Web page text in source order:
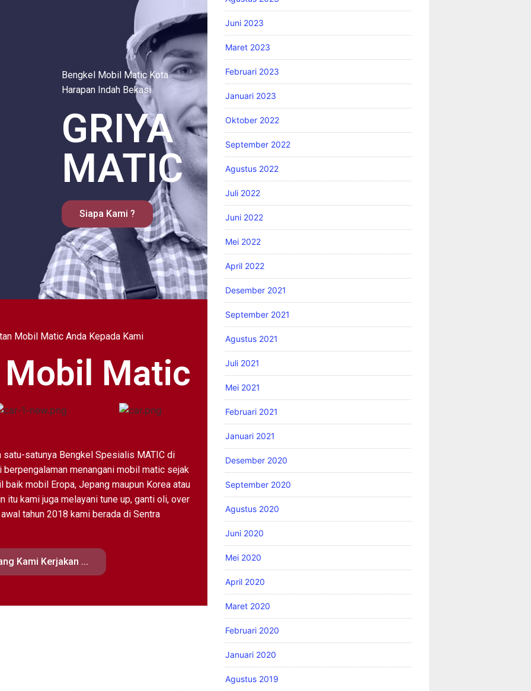
Bengkel Mobil Matic Kota
Harapan Indah Bekasi
GRIYA
MATIC
Siapa Kami ?
Mobil Matic Anda Kepada Kami
Matic
satu-satunya Bengkel Spesialis MATIC di
berpengalaman menangani mobil matic sejak
mobil Eropa, Jepang maupun Korea atau
itu kami juga melayani tune up, ganti oli, over
tahun 2018 kami berada di Sentra
Kami Kerjakan ...
Juni 2023
Maret 2023
Februari 2023
Januari 2023
Oktober 2022
September 2022
Agustus 2022
Juli 2022
Juni 2022
Mei 2022
April 2022
Desember 2021
September 2021
Agustus 2021
Juli 2021
Mei 2021
Februari 2021
Januari 2021
Desember 2020
September 2020
Agustus 2020
Juni 2020
Mei 2020
April 2020
Maret 2020
Februari 2020
Januari 2020
Agustus 2019